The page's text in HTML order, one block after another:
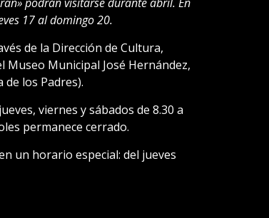
17 al domingo 20.
de la Dirección de Cultura,
Municipal José Hernández,
de los Padres).
viernes y sábados de 8.30 a
permanece cerrado.
un horario especial: del jueves